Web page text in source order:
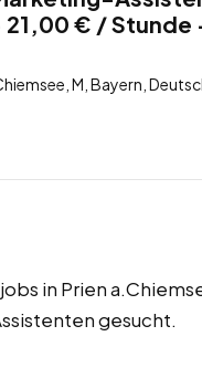
€ / Stunde
M, Bayern,
in Prien
gesucht.